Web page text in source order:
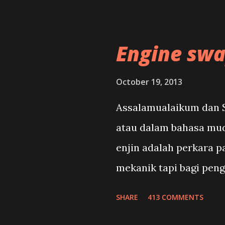
nama kepada
ditukar kepada
iaitu semuanya
Engine
October 19, 2013
Assalamualaikum dan
atau dalam bahasa
enjin adalah perkara
mekanik tapi bagi
SHARE 413 COMMENTS